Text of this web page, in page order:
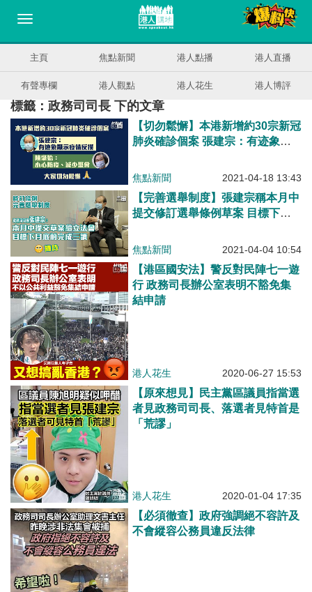
主頁 焦點新聞 港人點播 港人直播
有聲專欄 港人觀點 港人花生 港人博評
標籤：政務司司長 下的文章
【切勿鬆懈】本港新增約30宗新冠
肺炎確診個案 張建宗：有迹象顯
減少聚會
焦點新聞 2021-04-18 13:43
【完善選舉制度】張建宗稱本月中
提交修訂選舉條例草案 目標下月
焦點新聞 2021-04-04 10:54
【港區國安法】警反對民陣七一遊
行 政務司長辦公室表明不豁免集
結申請
港人花生 2020-06-27 15:53
【原來想見】民主黨區議員指當選
者見政務司司長、落選者見特首是
「荒謬」
港人花生 2020-01-04 17:35
【必須徹查】政府強調絕不容許及
不會縱容公務員違反法律